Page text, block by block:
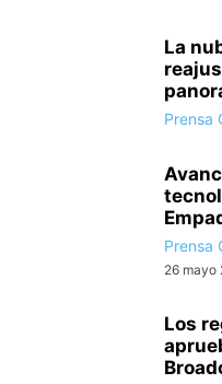
La
Prensa
Prensa
26 mayo
Los